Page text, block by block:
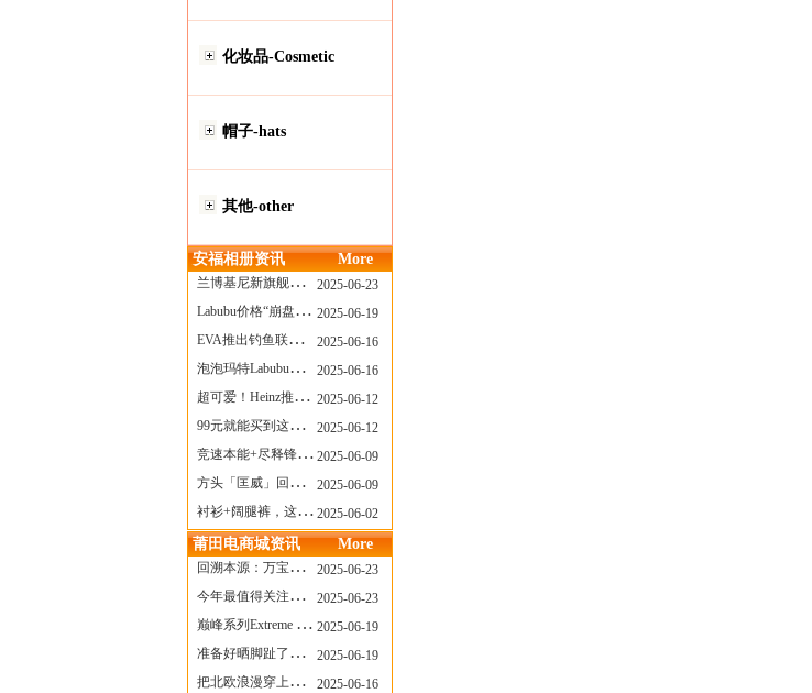
化妆品-Cosmetic
帽子-hats
其他-other
安福相册资讯 More
兰博基尼新旗舰曝光？这台顶级超跑或将在8月登场
2025-06-23
Labubu价格“崩盘”？618当日泡泡玛特预售补货量超200W！
2025-06-19
EVA推出钓鱼联名套装，初号机也能当“假饵”？
2025-06-16
泡泡玛特Labubu新品发售上演“拳王争霸”......
2025-06-16
超可爱！Heinz推出星之卡比合作款番茄酱！
2025-06-12
99元就能买到这样颜值的太阳镜？优衣库夏季墨镜系列
2025-06-12
竞速本能+尽释锋芒——罗杰杜彼Roger+Dubuis王者竞速系列飞返计时码表燃擎赛道
2025-06-09
方头「匡威」回归！日系简约里的小心思
2025-06-09
衬衫+阔腿裤，这样穿美出新高度！
2025-06-02
莆田电商城资讯 More
回溯本源：万宝龙推出明星系列都市灰腕表新作
2025-06-23
今年最值得关注的AF1！KOBE x AF1 明日发售
2025-06-23
巅峰系列Extreme Diver潜水腕表与Revival Diver复刻版潜水腕表共同推出“暗影款”新作
2025-06-19
准备好晒脚趾了吗？透明款 AF1 要回归了
2025-06-19
把北欧浪漫穿上脚，Cecilie Bahnsen x ASICS
2025-06-16